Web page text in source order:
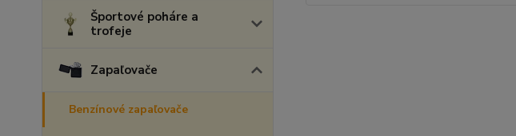
Športové poháre a
trofeje
Zapaľovače
Benzínové zapaľovače